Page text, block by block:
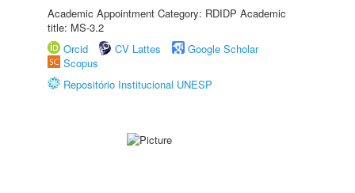
Academic Appointment Category: RDIDP Academic
title: MS-3.2
Orcid
CV Lattes
Google Scholar
Scopus
Repositório Institucional UNESP